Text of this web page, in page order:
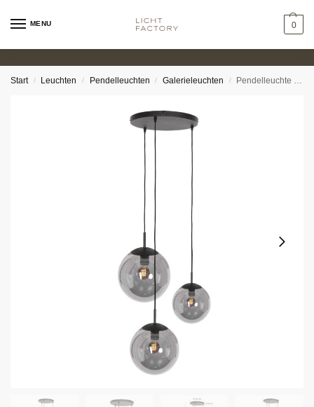
MENU 0
Start / Leuchten / Pendelleuchten / Galerieleuchten / Pendelleuchte – Balloon 3er